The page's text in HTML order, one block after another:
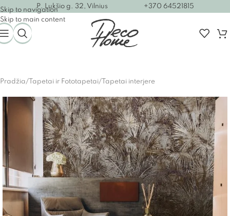
Skip to navigation
Skip to main content
P. Lukšio g. 32, Vilnius +370 64521815
Pradžia/ Tapetai ir Fototapetai/ Tapetai interjere